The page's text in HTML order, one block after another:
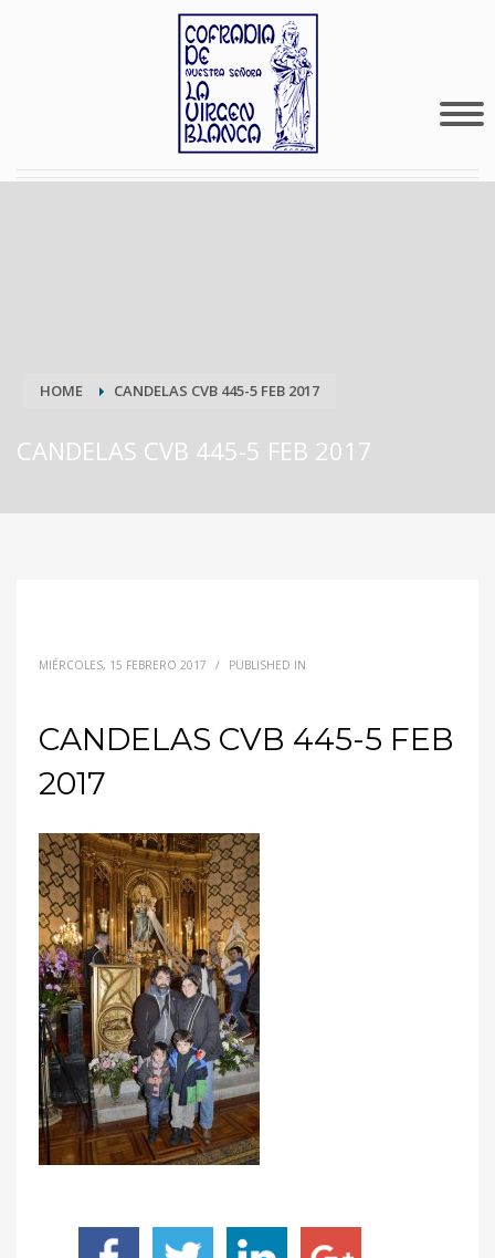
HOME CANDELAS CVB 445-5 FEB 2017
CANDELAS CVB 445-5 FEB 2017
MIÉRCOLES, 15 FEBRERO 2017 / PUBLISHED IN
CANDELAS CVB 445-5 FEB
2017